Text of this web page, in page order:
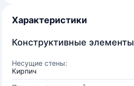
Характеристики
Конструктивные элементы
Несущие стены:
Кирпич